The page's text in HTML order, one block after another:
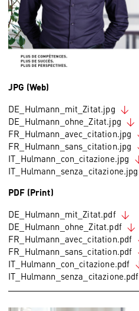
JPG (Web)
DE_Hulmann_mit_Zitat.jpg
DE_Hulmann_ohne_Zitat.jpg
FR_Hulmann_avec_citation.jpg
FR_Hulmann_sans_citation.jpg
IT_Hulmann_con_citazione.jpg
IT_Hulmann_senza_citazione.jpg
PDF (Print)
DE_Hulmann_mit_Zitat.pdf
DE_Hulmann_ohne_Zitat.pdf
FR_Hulmann_avec_citation.pdf
FR_Hulmann_sans_citation.pdf
IT_Hulmann_con_citazione.pdf
IT_Hulmann_senza_citazione.pdf